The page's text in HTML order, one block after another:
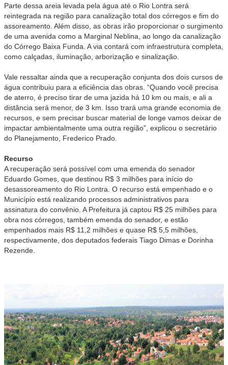
Parte dessa areia levada pela água até o Rio Lontra será
reintegrada na região para canalização total dos córregos e fim do
assoreamento. Além disso, as obras irão proporcionar o surgimento
de uma avenida como a Marginal Neblina, ao longo da canalização
do Córrego Baixa Funda. A via contará com infraestrutura completa,
como calçadas, iluminação, arborização e sinalização.
Vale ressaltar ainda que a recuperação conjunta dos dois cursos de
água contribuiu para a eficiência das obras. “Quando você precisa
de aterro, é preciso tirar de uma jazida há 10 km ou mais, e ali a
distância será menor, de 3 km. Isso trará uma grande economia de
recursos, e sem precisar buscar material de longe vamos deixar de
impactar ambientalmente uma outra região”, explicou o secretário
do Planejamento, Frederico Prado.
Recurso
A recuperação será possível com uma emenda do senador
Eduardo Gomes, que destinou R$ 3 milhões para início do
desassoreamento do Rio Lontra. O recurso está empenhado e o
Município está realizando processos administrativos para
assinatura do convênio. A Prefeitura já captou R$ 25 milhões para
obra nos córregos, também emenda do senador, e estão
empenhados mais R$ 11,2 milhões e quase R$ 5,5 milhões,
respectivamente, dos deputados federais Tiago Dimas e Dorinha
Rezende.